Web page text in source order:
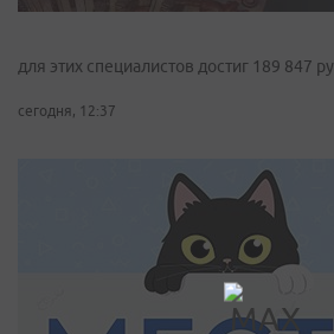
для этих специалистов достиг 189 847
сегодня, 12:37